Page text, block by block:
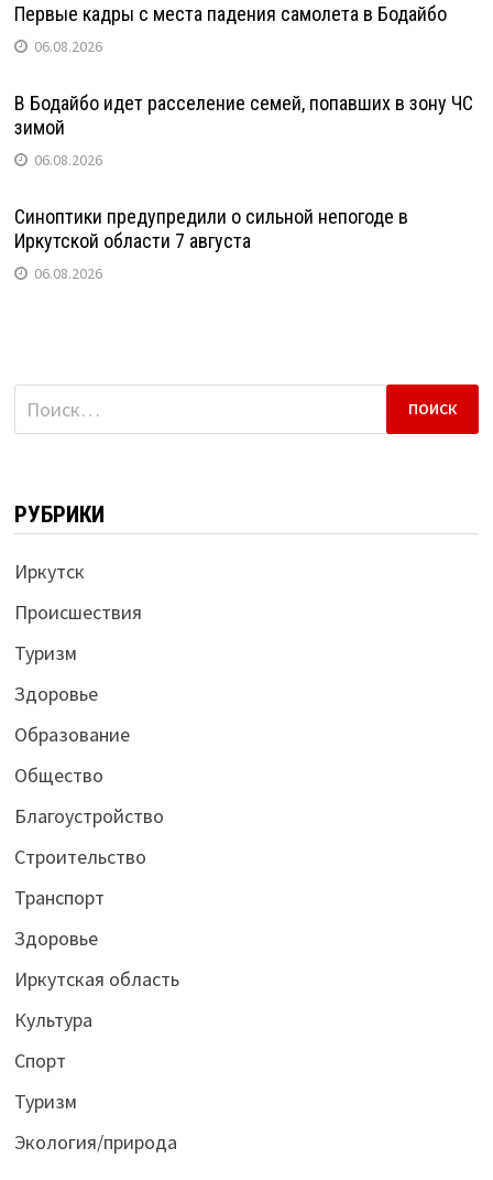
Первые кадры с места падения самолета в Бодайбо
06.08.2026
В Бодайбо идет расселение семей, попавших в зону ЧС
зимой
06.08.2026
Синоптики предупредили о сильной непогоде в
Иркутской области 7 августа
06.08.2026
Найти:
РУБРИКИ
Иркутск
Происшествия
Туризм
Здоровье
Образование
Общество
Благоустройство
Строительство
Транспорт
Здоровье
Иркутская область
Культура
Спорт
Туризм
Экология/природа